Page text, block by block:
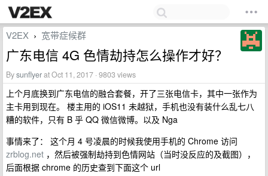
V2EX › 宽带症候群
广东电信 4G 色情劫持怎么操作才好？
Bysunflyerat Oct 11, 2017 · 9803 views
上个月底换到广东电信的融合套餐，开了三张电信卡，其中一张作为
主卡用到现在。 楼主用的 iOS11 未越狱，手机也没有装什么乱七八
糟的软件，只有 B 乎 QQ 微信微博。以及 Nga
事情来了： 这个月 4 号凌晨的时候我使用手机的 Chrome 访问
zrblog.net ，然后被强制劫持到色情网站（当时没反应的及截图），
后面根据 chrome 的历史查到下面这个 url